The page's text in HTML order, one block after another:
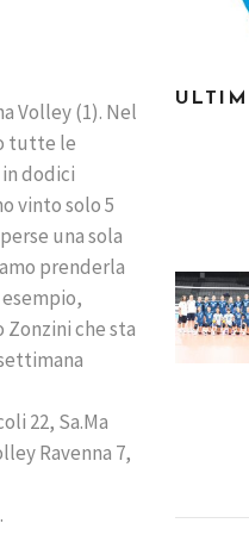
Volley (1). Nel
tutte le
dodici
vinto solo 5
una sola
prenderla
Zonzini che sta
22, Sa.Ma
Ravenna 7,